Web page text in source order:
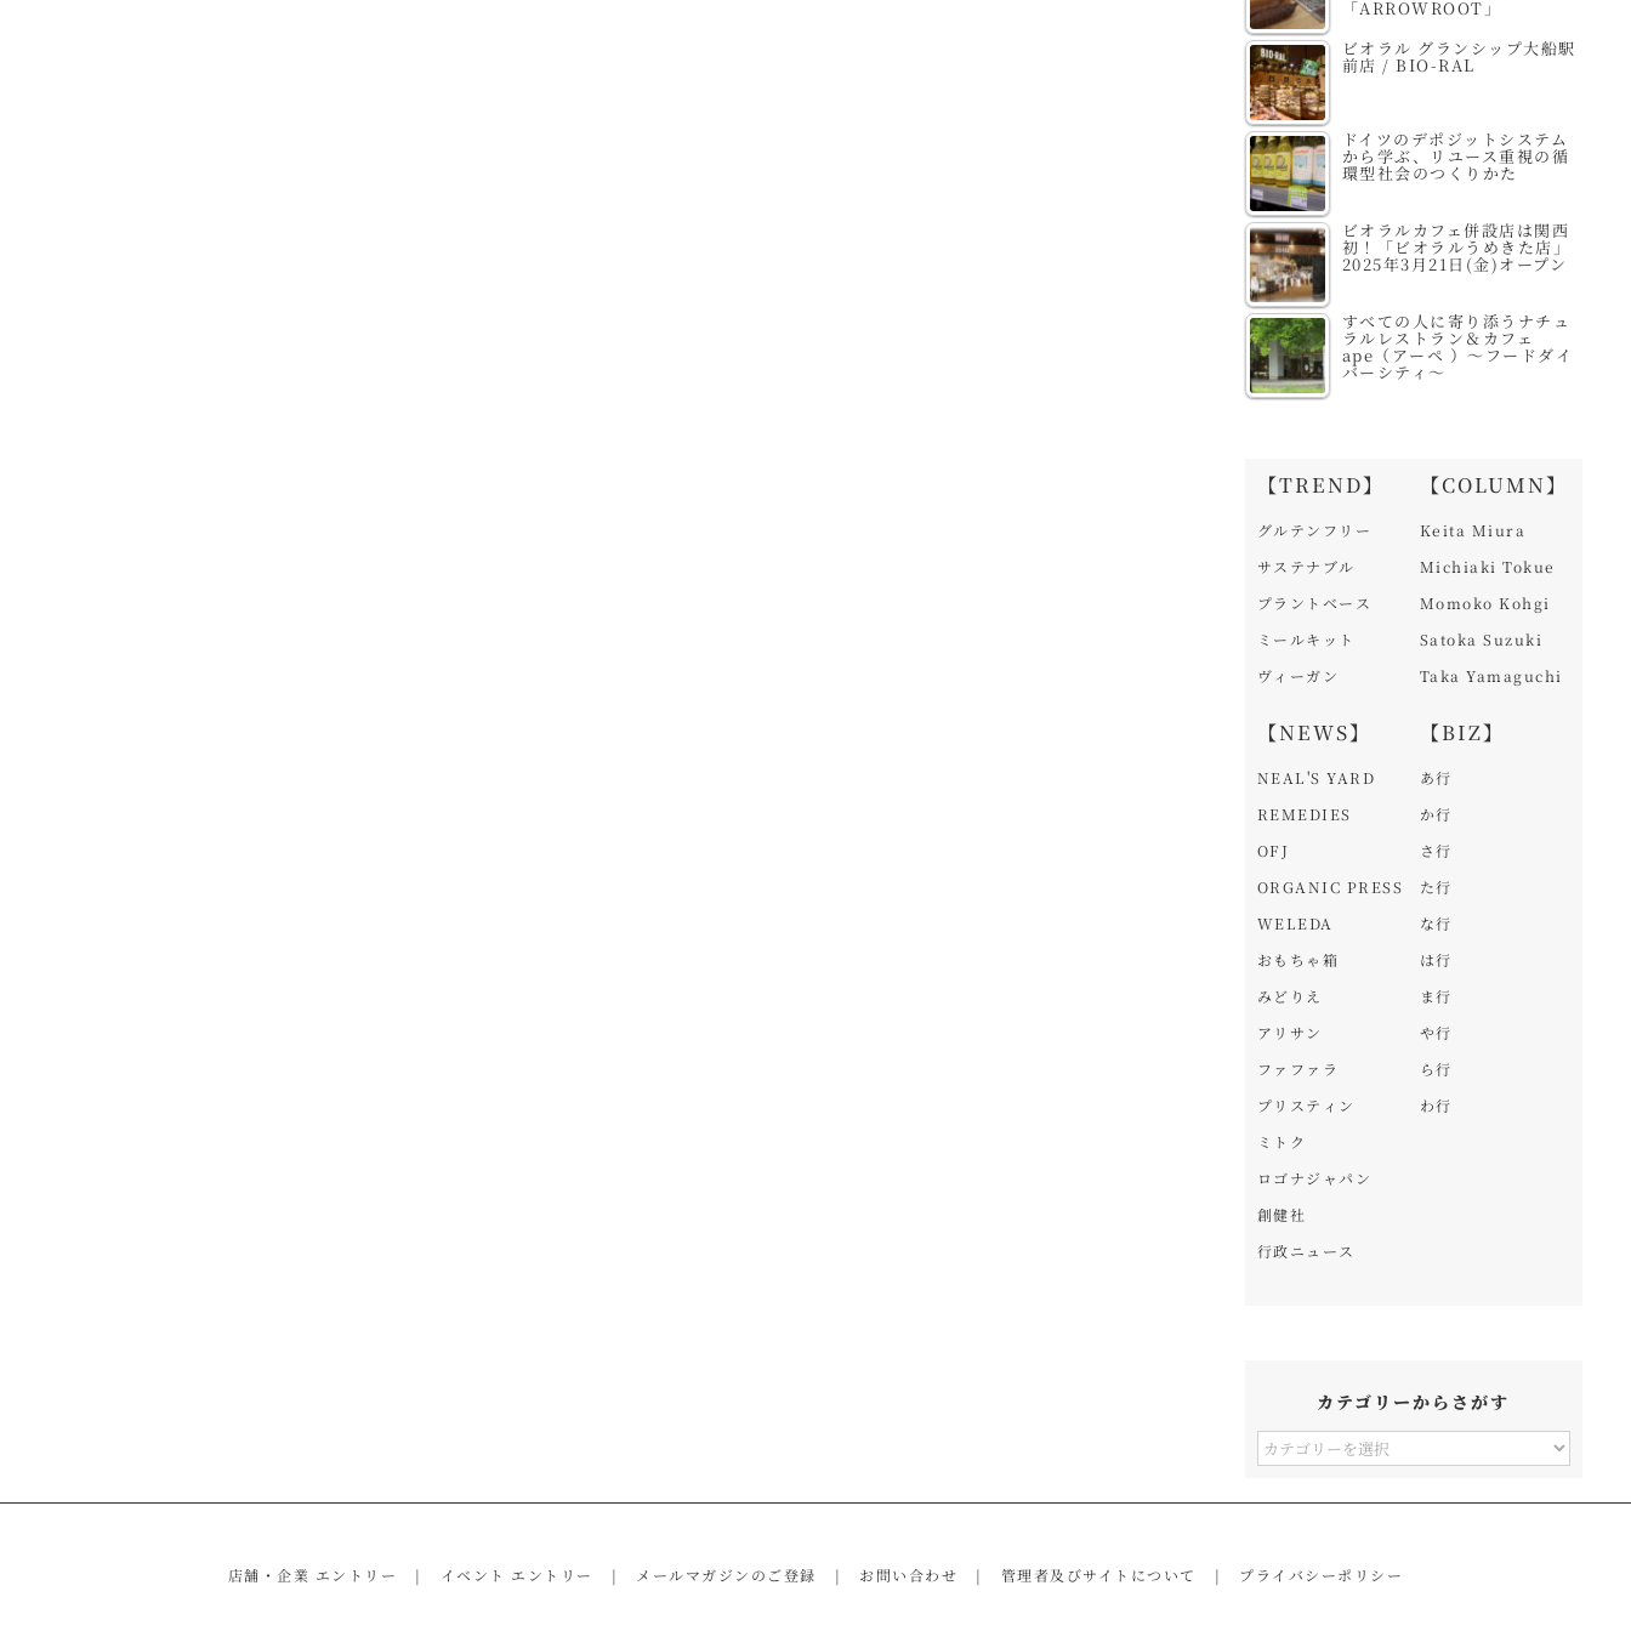
「ARROWROOT」
ビオラル グランシップ大船駅
前店 / BIO-RAL
ドイツのデポジットシステム
から学ぶ、リユース重視の循
環型社会のつくりかた
ビオラルカフェ併設店は関西
初！「ビオラルうめきた店」
2025年3月21日(金)オープン
すべての人に寄り添うナチュ
ラルレストラン＆カフェ
ape（アーペ ）～フードダイ
バーシティ～
【TREND】
グルテンフリー
サステナブル
プラントベース
ミールキット
ヴィーガン
【NEWS】
NEAL'S YARD
REMEDIES
OFJ
ORGANIC PRESS
WELEDA
おもちゃ箱
みどりえ
アリサン
ファファラ
プリスティン
ミトク
ロゴナジャパン
創健社
行政ニュース
【COLUMN】
Keita Miura
Michiaki Tokue
Momoko Kohgi
Satoka Suzuki
Taka Yamaguchi
【BIZ】
あ行
か行
さ行
た行
な行
は行
ま行
や行
ら行
わ行
カテゴリーからさがす
カ
ー
店舗・企業 エントリー イベント エントリー メールマガジンのご登録 お問い合わせ 管理者及びサイトについて プライバシーポリシー